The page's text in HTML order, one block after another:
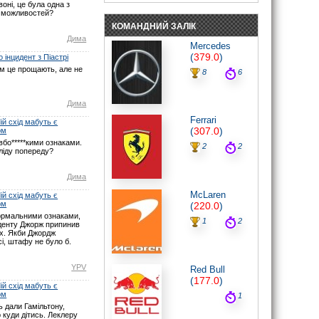
це була одна з
Дима
з Піастрі
це прощають, але не
Дима
схід мабуть є
ознаками.
попереду?
Дима
схід мабуть є
ознаками,
Джорж припинив
Якби Джордж
штафу не було б.
YPV
схід мабуть є
Гамільтону,
дітись. Леклеру
07.06.26 19:30
noteyu: Мабуть Ви не туди глянули? У
Монако початок о 16:00 за Києвом.
Нічого не змінювалось.
07.06.26 17:21
maxizh: І знову у вас помилки з
часом початку гонки. По вашим
помилкам люди пропускають гонку.
годину початку гонок. Другий рік
косячите. Не серйозно.
07.06.26 15:22
noteyu: Тут трансляцій немає.
Sweden1984: Вітаю шановні.
03.05.26 18:41
: Тепер головна інтрига:
залишиться Кімі лідером на старті чи,
візьме не Джордж, а Кімі.
29.03.26 15:37
noteyu: Перевантаження 50G відчув
Берман під час зіткнення з бар'єром,
повідомив Девід Крофт
КОМАНДНИЙ ЗАЛІК
Mercedes
(379.0)
8 6
Ferrari
(307.0)
2 2
McLaren
(220.0)
1 2
Red Bull
(177.0)
1